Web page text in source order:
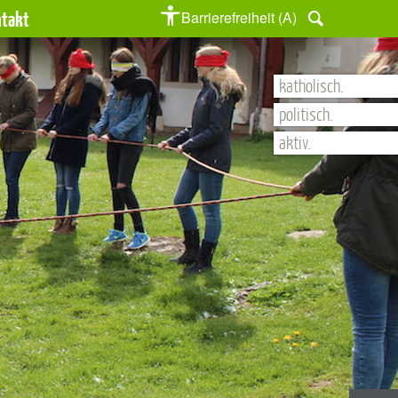
Barrierefreiheit (A)
katholisch.
politisch.
aktiv.